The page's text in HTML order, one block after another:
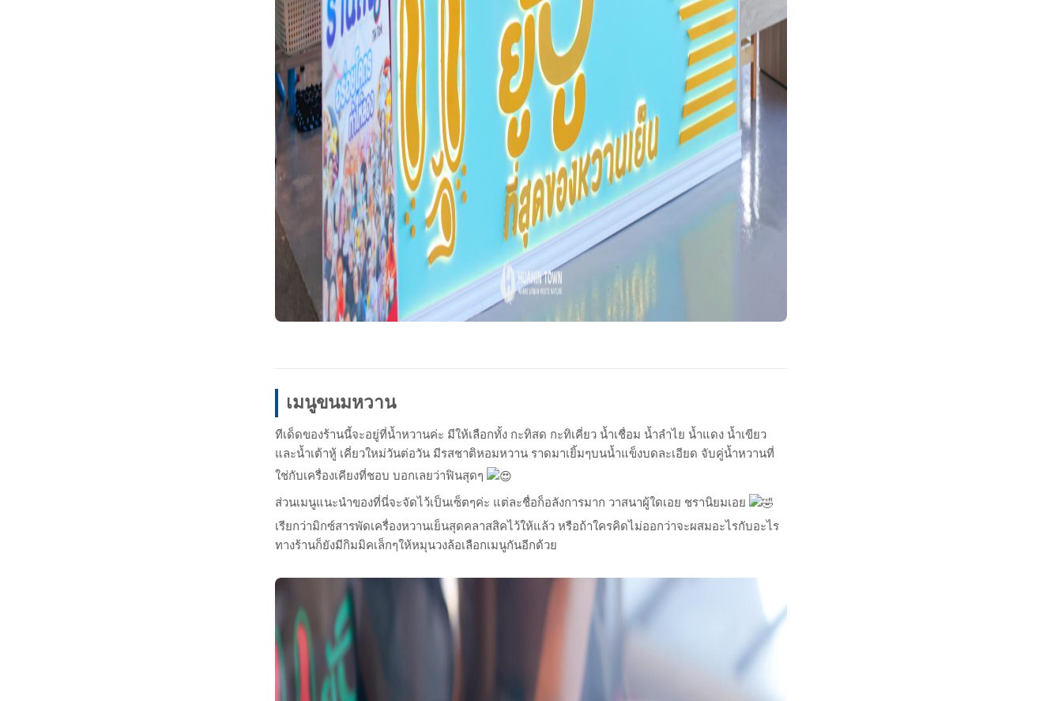
เมนูขนมหวาน
ทีเด็ดของร้านนี้จะอยู่ที่น้ำหวานค่ะ มีให้เลือกทั้ง กะทิสด กะทิเคี่ยว น้ำเชื่อม น้ำลำไย น้ำแดง น้ำเขียว
และน้ำเต้าหู้ เคี่ยวใหม่วันต่อวัน มีรสชาติหอมหวาน ราดมาเยิ้มๆบนน้ำแข็งบดละเอียด จับคู่น้ำหวานที่
ใช่กับเครื่องเคียงที่ชอบ บอกเลยว่าฟินสุดๆ
ส่วนเมนูแนะนำของที่นี่จะจัดไว้เป็นเซ็ตๆค่ะ แต่ละชื่อก็อลังการมาก วาสนาผู้ใดเอย ชรานิยมเอย
เรียกว่ามิกซ์สารพัดเครื่องหวานเย็นสุดคลาสสิคไว้ให้แล้ว หรือถ้าใครคิดไม่ออกว่าจะผสมอะไรกับอะไร
ทางร้านก็ยังมีกิมมิคเล็กๆให้หมุนวงล้อเลือกเมนูกันอีกด้วย